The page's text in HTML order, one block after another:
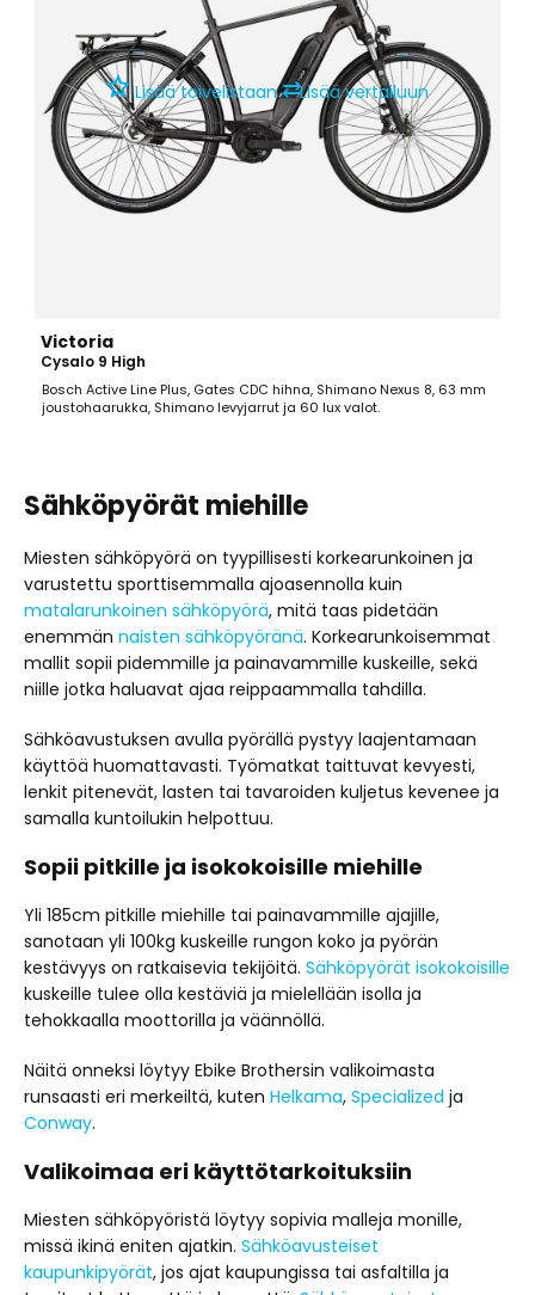
Lisää toivelistaan⇄Lisää vertailuun
Victoria
Cysalo 9 High
Bosch Active Line Plus, Gates CDC hihna, Shimano Nexus 8, 63 mm
joustohaarukka, Shimano levyjarrut ja 60 lux valot.
Sähköpyörät miehille
Miesten sähköpyörä on tyypillisesti korkearunkoinen ja
varustettu sporttisemmalla ajoasennolla kuin
matalarunkoinen sähköpyörä, mitä taas pidetään
enemmän naisten sähköpyöränä. Korkearunkoisemmat
mallit sopii pidemmille ja painavammille kuskeille, sekä
niille jotka haluavat ajaa reippaammalla tahdilla.
Sähköavustuksen avulla pyörällä pystyy laajentamaan
käyttöä huomattavasti. Työmatkat taittuvat kevyesti,
lenkit pitenevät, lasten tai tavaroiden kuljetus kevenee ja
samalla kuntoilukin helpottuu.
Sopii pitkille ja isokokoisille miehille
Yli 185cm pitkille miehille tai painavammille ajajille,
sanotaan yli 100kg kuskeille rungon koko ja pyörän
kestävyys on ratkaisevia tekijöitä. Sähköpyörät isokokoisille
kuskeille tulee olla kestäviä ja mielellään isolla ja
tehokkaalla moottorilla ja väännöllä.
Näitä onneksi löytyy Ebike Brothersin valikoimasta
runsaasti eri merkeiltä, kuten Helkama, Specialized ja
Conway.
Valikoimaa eri käyttötarkoituksiin
Miesten sähköpyöristä löytyy sopivia malleja monille,
missä ikinä eniten ajatkin. Sähköavusteiset
kaupunkipyörät, jos ajat kaupungissa tai asfaltilla ja